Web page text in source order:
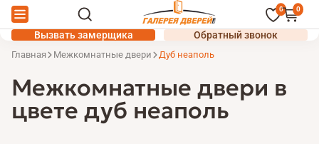
0 0
Вызвать замерщика Обратный звонок
Главная Межкомнатные двери Дуб неаполь
Межкомнатные двери в
цвете дуб неаполь